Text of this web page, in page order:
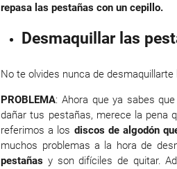
repasa las pestañas con un cepillo.
Desmaquillar las
No te olvides nunca de
PROBLEMA: Ahora que ya sabes
dañar tus pestañas, merece la pena
referimos a los discos de algodón
muchos problemas a la hora de
pestañas y son difíciles de quitar.